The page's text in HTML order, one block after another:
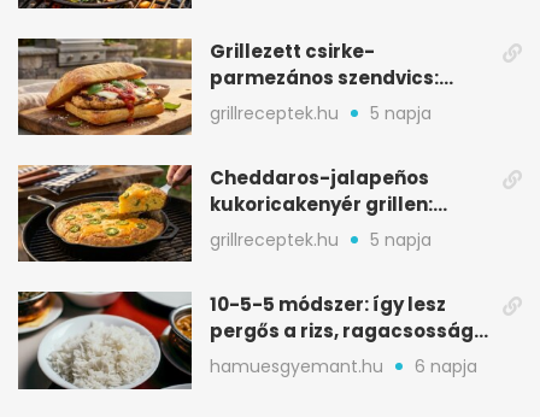
Grillezett csirke-
parmezános szendvics:
ropogós csirke, olvadó sajt
grillreceptek.hu 5 napja
Cheddaros-jalapeños
kukoricakenyér grillen:
ropogós alj, puha belső
grillreceptek.hu 5 napja
10-5-5 módszer: így lesz
pergős a rizs, ragacsosság
nélkül
hamuesgyemant.hu 6 napja